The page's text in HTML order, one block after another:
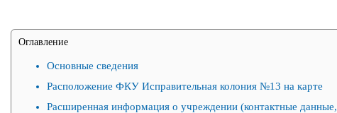
Оглавление
Основные сведения
Расположение ФКУ Исправительная колония №13 на карте
Расширенная информация о учреждении (контактные данные,